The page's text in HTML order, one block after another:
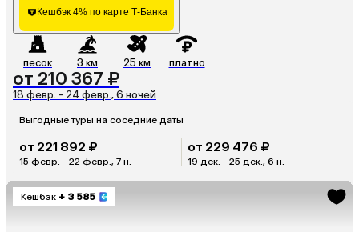
Кешбэк 4% по карте Т-Банка
песок 3 км 25 км платно
от 210 367 ₽
18 февр. - 24 февр., 6 ночей
Выгодные туры на соседние даты
от 221 892 ₽
15 февр. - 22 февр., 7 н.
от 229 476 ₽
19 дек. - 25 дек., 6 н.
Кешбэк + 3 585